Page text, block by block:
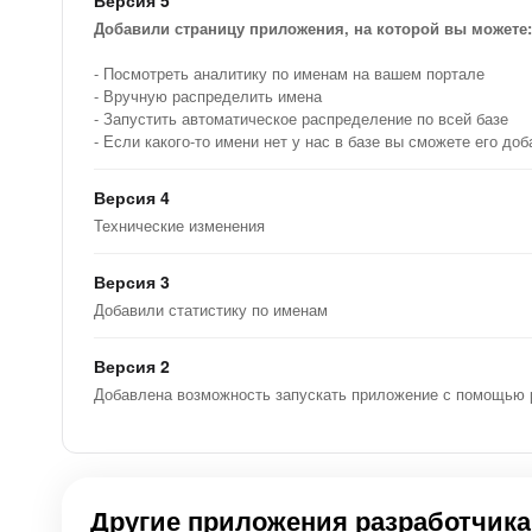
полам. Это повысит точность
Возможность фильтрации контактов по
нужных контактов. Это сэкономит время и
Гендерный маркетинг
определённые группы потребителей и
Благодаря пониманию и учёту
стратегии, которые находят отклик у их
Гендерная сегментация может стать мощным
маркетинговые стратегии и добиться
кампании для эффективной нацеливаемости
Добавили страницу приложения, на которой вы можете:
- Посмотреть аналитику по именам на вашем портале
- Вручную распределить имена
- Запустить автоматическое распределение по всей базе
- Если какого-то имени нет у нас в базе вы сможете его
Версия 4
Технические изменения
Версия 3
Добавили статистику по именам
Версия 2
Добавлена возможность запускать приложение с помощью
Другие приложения разработчика